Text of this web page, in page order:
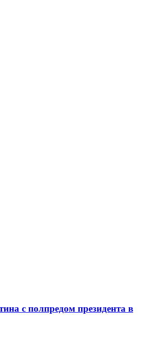
с полпредом президента в